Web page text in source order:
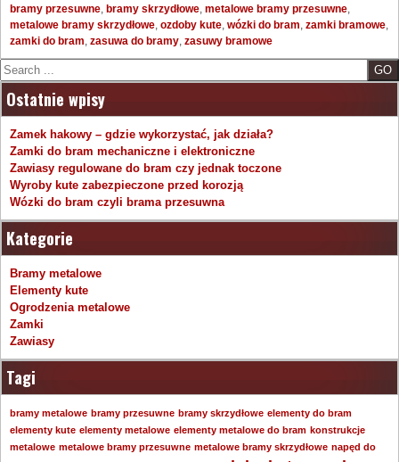
bramy przesuwne bramy skrzydłowe metalowe bramy przesuwne
metalowe bramy skrzydłowe ozdoby kute wózki do bram zamki bramowe
zamki do bram zasuwa do bramy zasuwy bramowe
Search
Ostatnie wpisy
Zamek hakowy – gdzie wykorzystać, jak działa?
Zamki do bram mechaniczne i elektroniczne
Zawiasy regulowane do bram czy jednak toczone
Wyroby kute zabezpieczone przed korozją
Wózki do bram czyli brama przesuwna
Kategorie
Bramy metalowe
Elementy kute
Ogrodzenia metalowe
Zamki
Zawiasy
Tagi
bramy metalowe bramy przesuwne bramy skrzydłowe elementy do bram
elementy kute elementy metalowe elementy metalowe do bram konstrukcje
metalowe metalowe bramy przesuwne metalowe bramy skrzydłowe napęd do